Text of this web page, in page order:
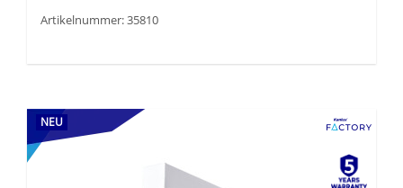
Artikelnummer: 35810
NEU